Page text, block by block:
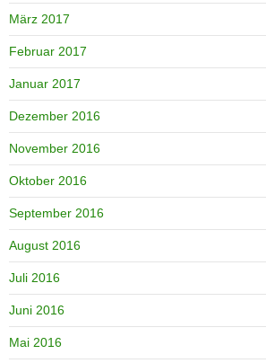
März 2017
Februar 2017
Januar 2017
Dezember 2016
November 2016
Oktober 2016
September 2016
August 2016
Juli 2016
Juni 2016
Mai 2016